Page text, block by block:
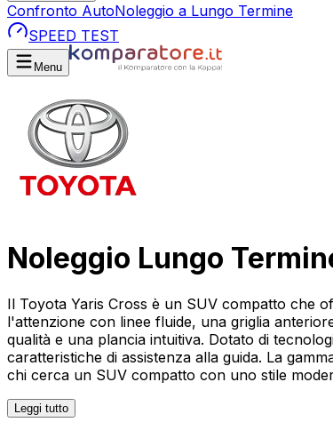
Confronto AutoNoleggio a Lungo Termine
SPEED TEST
Menu
Noleggio Lungo
Il Toyota Yaris Cross è un SUV compatto che
l'attenzione con linee fluide, una griglia
qualità e una plancia intuitiva. Dotato di
caratteristiche di assistenza alla guida. La
chi cerca un SUV compatto con uno stile
Leggi tutto